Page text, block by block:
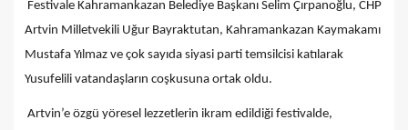
Festivale Kahramankazan Belediye Başkanı Selim Çırpanoğlu, CHP
Artvin Milletvekili Uğur Bayraktutan, Kahramankazan Kaymakamı
Mustafa Yılmaz ve çok sayıda siyasi parti temsilcisi katılarak
Yusufelili vatandaşların coşkusuna ortak oldu.
Artvin’e özgü yöresel lezzetlerin ikram edildiği festivalde,